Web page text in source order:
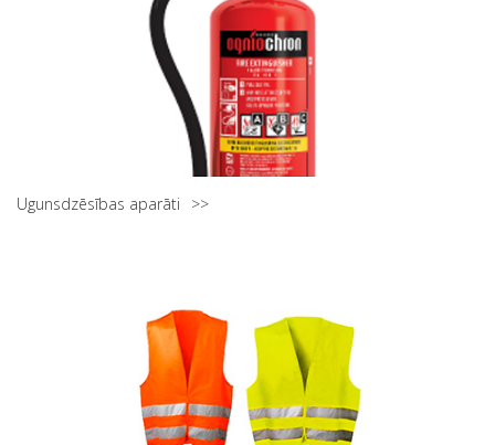
Ugunsdzēsības aparāti